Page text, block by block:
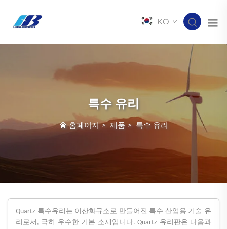
KO
특수 유리
홈페이지>제품 > 특수 유리
Quartz 특수유리는 이산화규소로 만들어진 특수 산업용 기술 유
리로서, 극히 우수한 기본 소재입니다. Quartz 유리판은 다음과